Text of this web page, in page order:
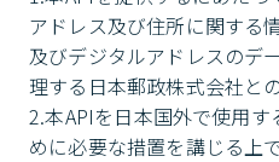
アドレス及び住所に関する
及びデジタルアドレスのデ
理する日本郵政株式会社と
2.本APIを日本国外で使用
めに必要な措置を講じる上